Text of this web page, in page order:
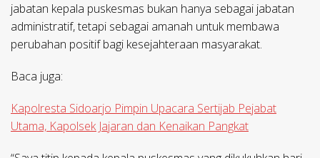
jabatan kepala puskesmas bukan hanya sebagai jabatan
administratif, tetapi sebagai amanah untuk membawa
perubahan positif bagi kesejahteraan masyarakat.
Baca juga:
Kapolresta Sidoarjo Pimpin Upacara Sertijab Pejabat
Utama, Kapolsek Jajaran dan Kenaikan Pangkat